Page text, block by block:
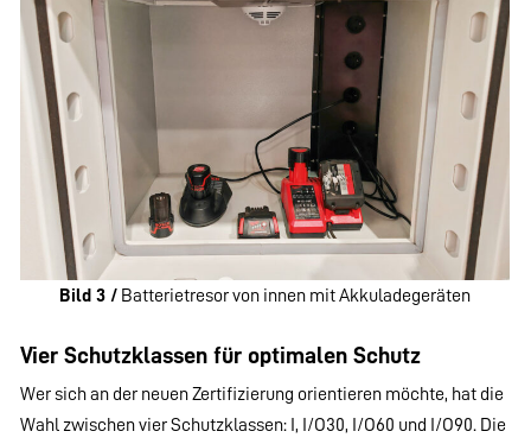
Bild 3 / Batterietresor von innen mit Akkuladegeräten
Vier Schutzklassen für optimalen Schutz
Wer sich an der neuen Zertifizierung orientieren möchte, hat die
Wahl zwischen vier Schutzklassen: I, I/O30, I/O60 und I/O90. Die